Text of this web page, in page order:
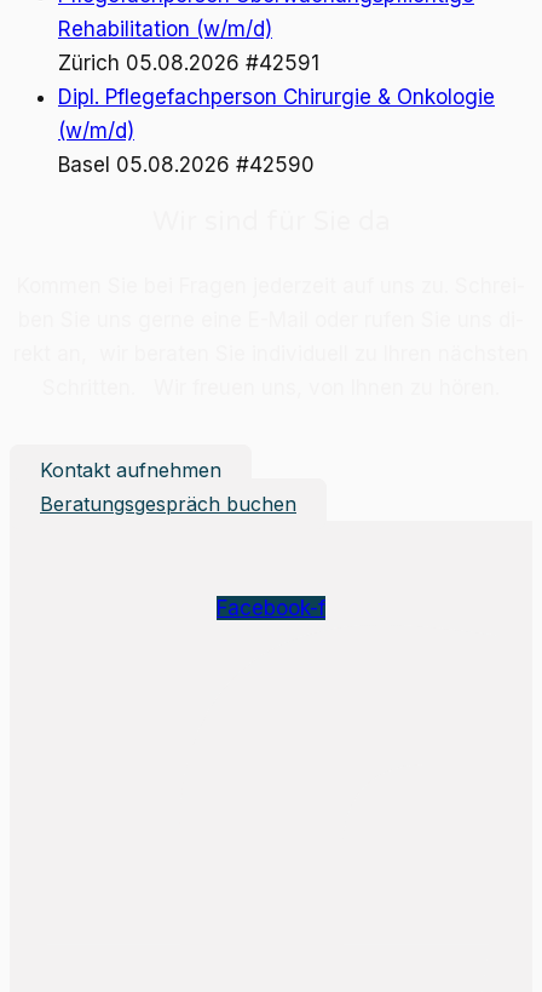
Rehabilitation (w/m/d)
Zürich 05.08.2026 #42591
Dipl. Pflegefachperson Chirurgie & Onkologie
(w/m/d)
Basel 05.08.2026 #42590
Kontakt aufnehmen
Beratungsgespräch buchen
Facebook-f